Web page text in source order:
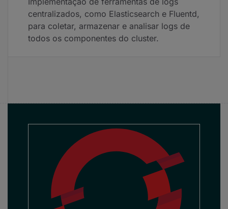
centralizados, como Elasticsearch e Fluentd,
para coletar, armazenar e analisar logs de
todos os componentes do cluster.